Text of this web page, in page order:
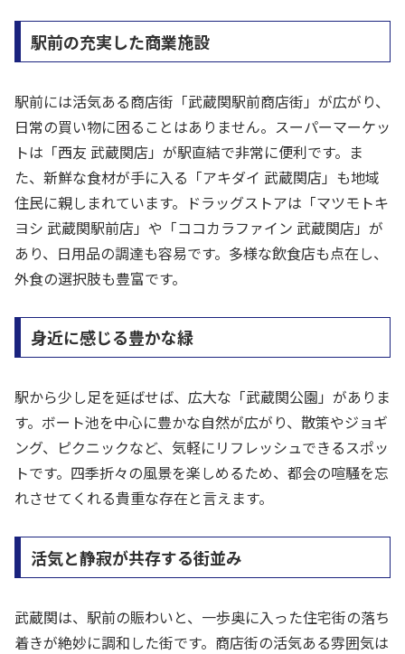
駅前の充実した商業施設
駅前には活気ある商店街「武蔵関駅前商店街」が広がり、
日常の買い物に困ることはありません。スーパーマーケッ
トは「西友 武蔵関店」が駅直結で非常に便利です。ま
た、新鮮な食材が手に入る「アキダイ 武蔵関店」も地域
住民に親しまれています。ドラッグストアは「マツモトキ
ヨシ 武蔵関駅前店」や「ココカラファイン 武蔵関店」が
あり、日用品の調達も容易です。多様な飲食店も点在し、
外食の選択肢も豊富です。
身近に感じる豊かな緑
駅から少し足を延ばせば、広大な「武蔵関公園」がありま
す。ボート池を中心に豊かな自然が広がり、散策やジョギ
ング、ピクニックなど、気軽にリフレッシュできるスポッ
トです。四季折々の風景を楽しめるため、都会の喧騒を忘
れさせてくれる貴重な存在と言えます。
活気と静寂が共存する街並み
武蔵関は、駅前の賑わいと、一歩奥に入った住宅街の落ち
着きが絶妙に調和した街です。商店街の活気ある雰囲気は